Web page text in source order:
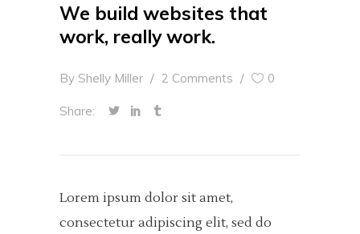
We build websites that
work, really work.
By Shelly Miller 2 Comments 0
Share:
Lorem ipsum dolor sit amet,
consectetur adipiscing elit, sed do